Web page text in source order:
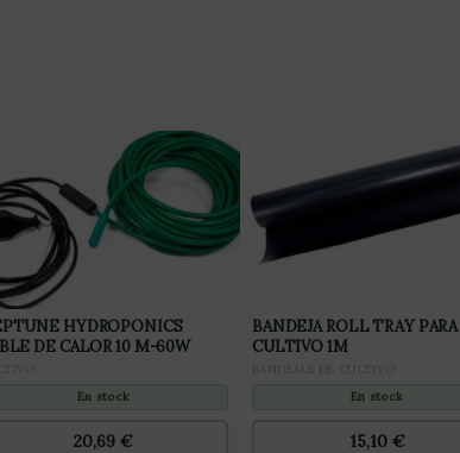
HYDROPONICS
DE CALOR 10 M-60W
En stock
20,69 €
BANDEJA ROLL TRAY PARA
CULTIVO 1M
En stock
15,10 €